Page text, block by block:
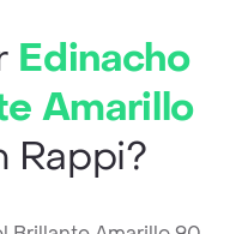
Edinacho
Amarillo
Rappi?